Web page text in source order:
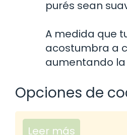
purés sean
A medida que
acostumbra a
aumentando
Opciones de
Leer más